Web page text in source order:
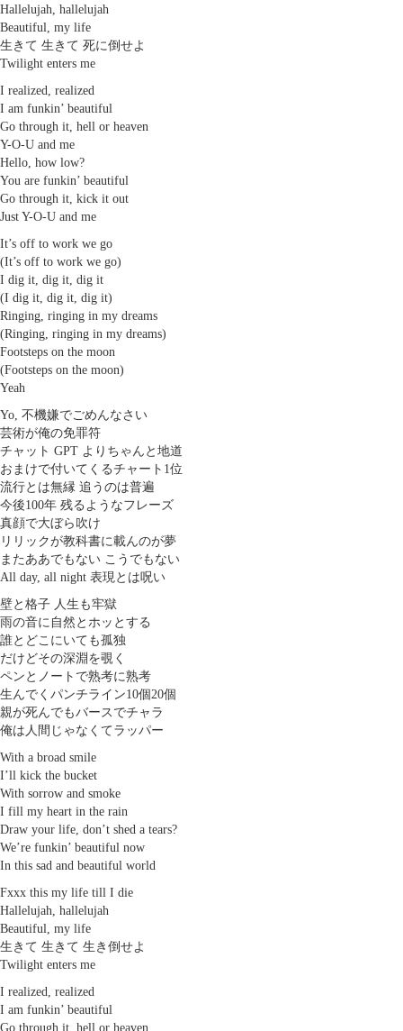
Hallelujah, hallelujah
Beautiful, my life
生きて 生きて 死に倒せよ
Twilight enters me
I realized, realized
I am funkin’ beautiful
Go through it, hell or heaven
Y-O-U and me
Hello, how low?
You are funkin’ beautiful
Go through it, kick it out
Just Y-O-U and me
It’s off to work we go
(It’s off to work we go)
I dig it, dig it, dig it
(I dig it, dig it, dig it)
Ringing, ringing in my dreams
(Ringing, ringing in my dreams)
Footsteps on the moon
(Footsteps on the moon)
Yeah
Yo, 不機嫌でごめんなさい
芸術が俺の免罪符
チャット GPT よりちゃんと地道
おまけで付いてくるチャート1位
流行とは無縁 追うのは普遍
今後100年 残るようなフレーズ
真顔で大ぼら吹け
リリックが教科書に載んのが夢
またああでもない こうでもない
All day, all night 表現とは呪い
壁と格子 人生も牢獄
雨の音に自然とホッとする
誰とどこにいても孤独
だけどその深淵を覗く
ペンとノートで熟考に熟考
生んでくパンチライン10個20個
親が死んでもバースでチャラ
俺は人間じゃなくてラッパー
With a broad smile
I’ll kick the bucket
With sorrow and smoke
I fill my heart in the rain
Draw your life, don’t shed a tears?
We’re funkin’ beautiful now
In this sad and beautiful world
Fxxx this my life till I die
Hallelujah, hallelujah
Beautiful, my life
生きて 生きて 生き倒せよ
Twilight enters me
I realized, realized
I am funkin’ beautiful
Go through it, hell or heaven